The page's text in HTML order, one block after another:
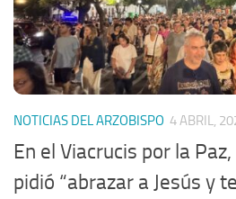
NOTICIAS DEL ARZOBISPO 4 ABRIL,
En el Viacrucis por la
pidió “abrazar a Jesús y